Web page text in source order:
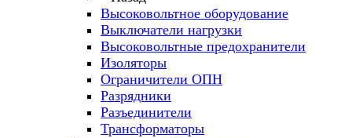
Высоковольтное оборудование
Выключатели нагрузки
Высоковольтные предохранители
Изоляторы
Ограничители ОПН
Разрядники
Разъединители
Трансформаторы